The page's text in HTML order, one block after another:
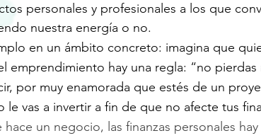
personales y profesionales a los que
nuestra energía o no.
en un ámbito concreto: imagina que
emprendimiento hay una regla: “no
por muy enamorada que estés de un
le vas a invertir a fin de que no afecte tus
hace un negocio, las finanzas personales